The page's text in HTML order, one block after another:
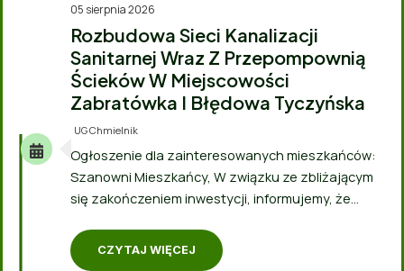
05 sierpnia 2026
Rozbudowa Sieci Kanalizacji
Sanitarnej Wraz Z Przepompownią
Ścieków W Miejscowości
Zabratówka I Błędowa Tyczyńska
UG Chmielnik
Ogłoszenie dla zainteresowanych mieszkańców:
Szanowni Mieszkańcy, W związku ze zbliżającym
się zakończeniem inwestycji, informujemy, że…
CZYTAJ WIĘCEJ